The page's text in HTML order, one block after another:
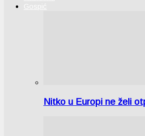
Gospić
Nitko u Europi ne želi